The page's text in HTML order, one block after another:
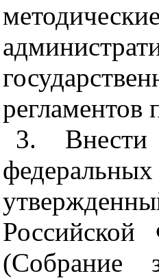
регламентов
3. Внести
(Собрание